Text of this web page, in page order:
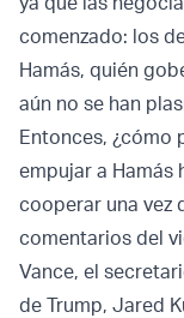
comenzado: los
Hamás, quién
aún no se han
Entonces, ¿cómo
empujar a Hamás
cooperar una vez
comentarios del
Vance, el
de Trump, Jared